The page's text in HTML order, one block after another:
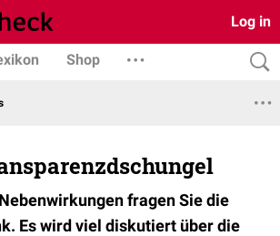
Log in
Shop
fragen Sie die
Es wird viel diskutiert über die